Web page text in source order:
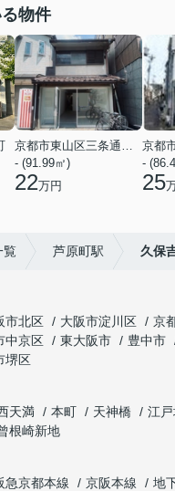
物件
- (91.99㎡)
22万円
-
25
覧 芦原町駅 久保
市北区 大阪市淀川区
京
中京区 東大阪市
豊中市
堺区
天満 本町 天神橋 江戸
根崎新地
急京都本線 京阪本線
地